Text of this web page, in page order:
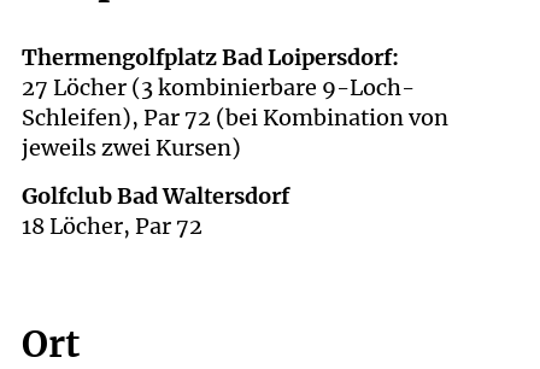
Thermengolfplatz Bad Loipersdorf:
27 Löcher (3 kombinierbare 9-Loch-
Schleifen), Par 72 (bei Kombination von
jeweils zwei Kursen)
Golfclub Bad Waltersdorf
18 Löcher, Par 72
Ort